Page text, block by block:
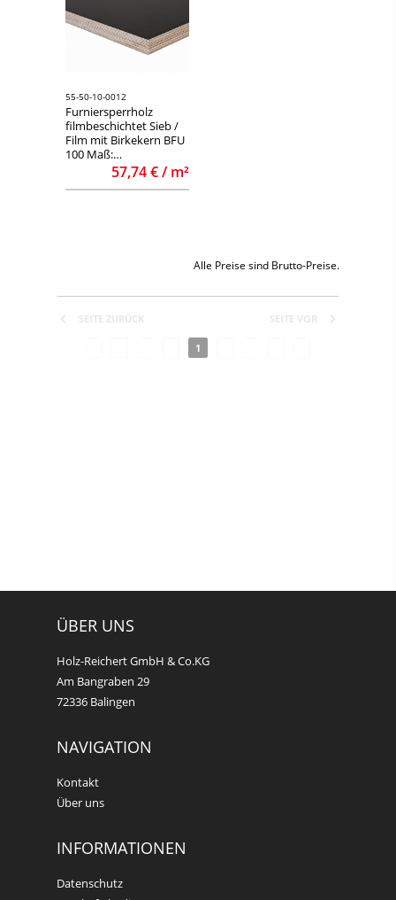
55-50-10-0012
Furniersperrholz
filmbeschichtet Sieb /
Film mit Birkekern BFU
100 Maß:
1250x2500x27mm
57,74 € / m²
Alle Preise sind Brutto-Preise.
1
ÜBER UNS
Holz-Reichert GmbH & Co.KG
Am Bangraben 29
72336 Balingen
NAVIGATION
Kontakt
Über uns
INFORMATIONEN
Datenschutz